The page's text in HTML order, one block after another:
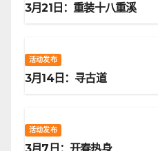
3月21日：重装十八重溪
活动发布
3月14日：寻古道
活动发布